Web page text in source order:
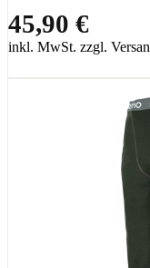
45,90 €
inkl. MwSt. zzgl.